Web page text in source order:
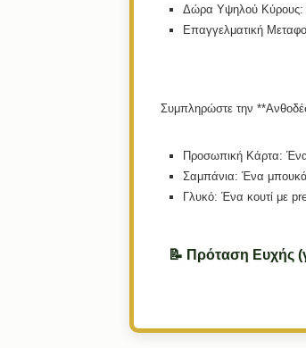
Δώρα Υψηλού Κύρους:
Επαγγελματική
Συμπληρώστε την
Προσωπική Κάρτα:
Σαμπάνια: Ένα
Γλυκό: Ένα κουτί με
📝 Πρόταση Ευχής